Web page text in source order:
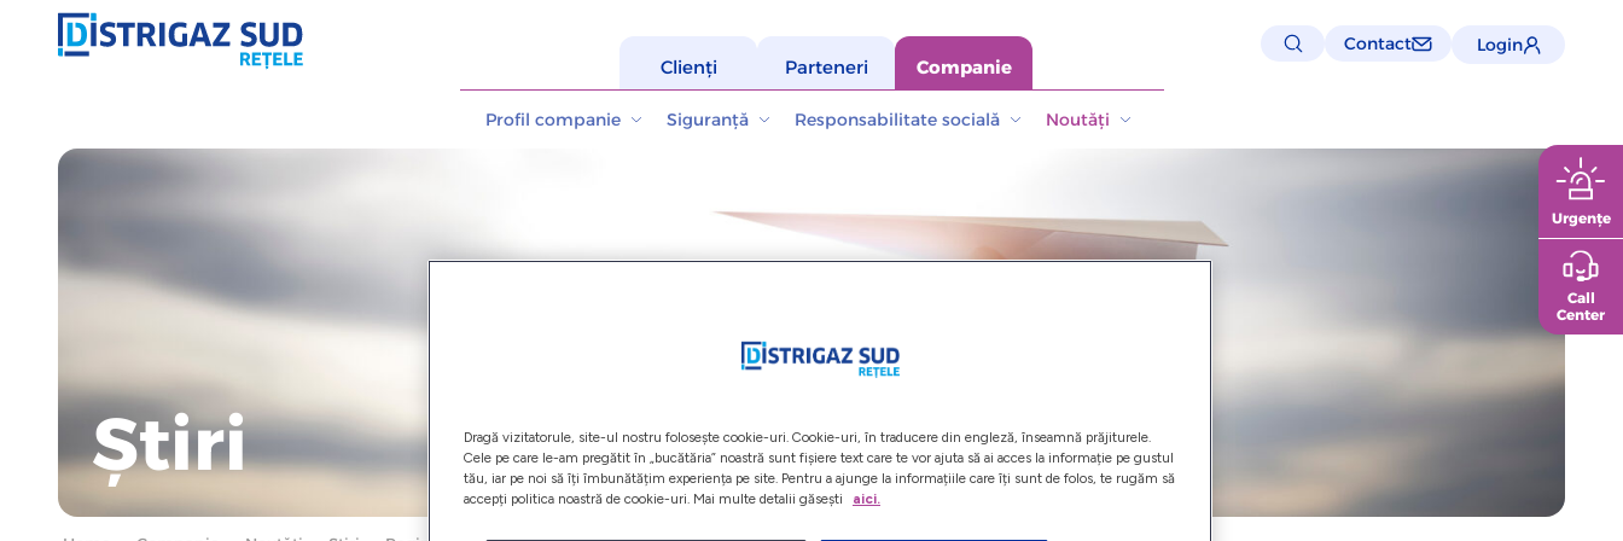
Clienți Parteneri Companie
Contact Login
Profil companie Siguranță Responsabilitate socială Noutăți
Știri
Urgențe
Call
Center
Dragă vizitatorule, site-ul nostru folosește cookie-uri. Cookie-uri, în traducere din engleză, înseamnă prăjiturele.
Cele pe care le-am pregătit în „bucătăria” noastră sunt fișiere text care te vor ajuta să ai acces la informație pe gustul
tău, iar pe noi să îți îmbunătățim experiența pe site. Pentru a ajunge la informațiile care îți sunt de folos, te rugăm să
accepți politica noastră de cookie-uri. Mai multe detalii găsești
aici.